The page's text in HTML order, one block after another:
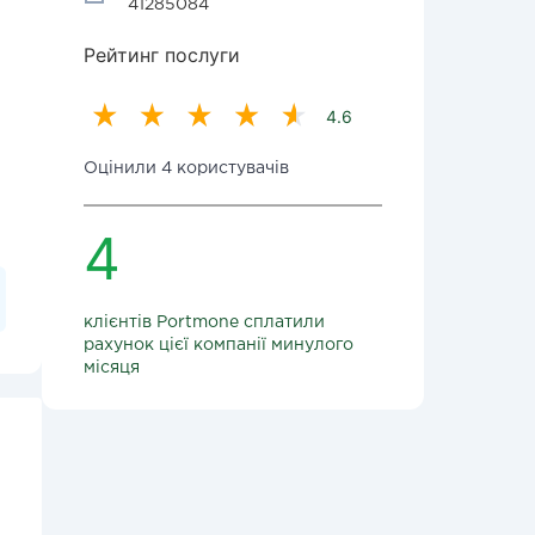
41285084
Рейтинг послуги
4.6
Оцінили 4 користувачів
4
клієнтів Portmone сплатили
рахунок цієї компанії минулого
місяця